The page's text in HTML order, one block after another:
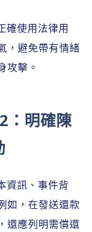
確使用法律用
，避免帶有情緒
攻擊。
：明確陳
資訊、事件背
如，在發送還款
還應列明需償還